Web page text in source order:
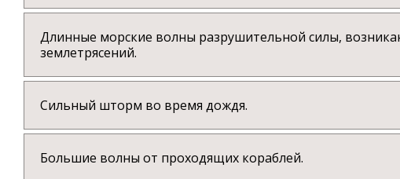
Длинные морские волны разрушительной силы,
землетрясений.
Сильный шторм во время дождя.
Большие волны от проходящих кораблей.